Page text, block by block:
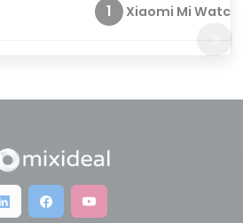
1 Xiaomi Mi Watch